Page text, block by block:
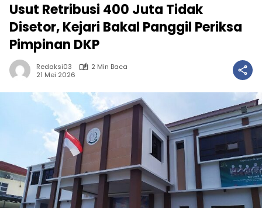
Usut Retribusi 400 Juta Tidak
Disetor, Kejari Bakal Panggil Periksa
Pimpinan DKP
Redaksi03
2 Min Baca
21 Mei 2026